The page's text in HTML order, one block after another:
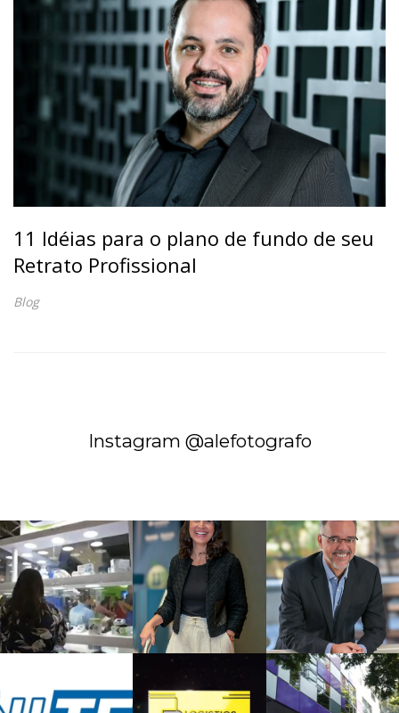
11 Idéias para o plano de fundo de seu
Retrato Profissional
Blog
Instagram @alefotografo